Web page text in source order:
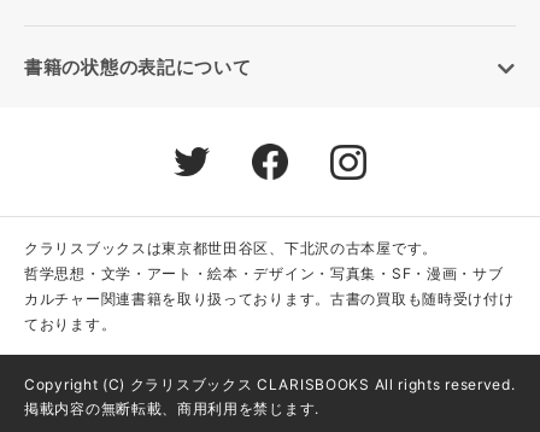
書籍の状態の表記について
クラリスブックスは東京都世田谷区、下北沢の古本屋です。
哲学思想・文学・アート・絵本・デザイン・写真集・SF・漫画・サブ
カルチャー関連書籍を取り扱っております。古書の買取も随時受け付け
ております。
Copyright (C) クラリスブックス CLARISBOOKS All rights reserved.
掲載内容の無断転載、商用利用を禁じます.